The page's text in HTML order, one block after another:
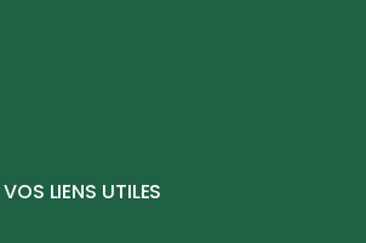
VOS LIENS UTILES